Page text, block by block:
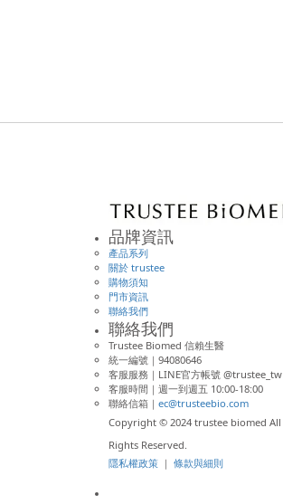
品牌資訊
產品系列
關於 trustee
購物須知
門市資訊
聯絡我們
聯絡我們
Trustee Biomed 信賴生醫
統一編號｜94080646
客服服務｜LINE官方帳號 @trustee_tw
客服時間｜週一到週五 10:00-18:00
聯絡信箱｜ ec@trusteebio.com
Copyright © 2024 trustee biomed All
Rights Reserved.
隱私權政策 ｜ 條款與細則